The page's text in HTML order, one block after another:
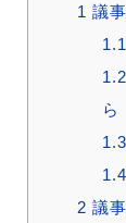
1 議
1.1
1.2
ら
1.3
1.4
2 議